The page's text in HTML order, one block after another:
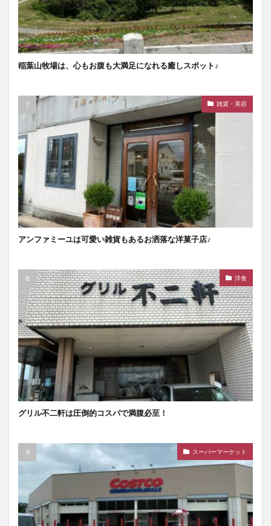
稲葉山牧場は、心もお腹も大満足になれる癒しスポット♪
雑貨・美容
アンファミーユは可愛い雑貨もあるお洒落な洋菓子店♪
洋食
グリル不二軒は圧倒的コスパで満腹必至！
スーパーマーケット